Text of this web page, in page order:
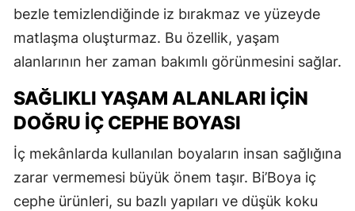
bezle temizlendiğinde iz bırakmaz ve yüzeyde
matlaşma oluşturmaz. Bu özellik, yaşam
alanlarının her zaman bakımlı görünmesini sağlar.
SAĞLIKLI YAŞAM ALANLARI İÇIN
DOĞRU İÇ CEPHE BOYASI
İç mekânlarda kullanılan boyaların insan sağlığına
zarar vermemesi büyük önem taşır. Bi’Boya iç
cephe ürünleri, su bazlı yapıları ve düşük koku